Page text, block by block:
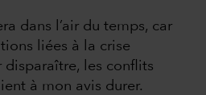
dans l’air du temps, car
liées à la crise
disparaître, les conflits
à mon avis durer.